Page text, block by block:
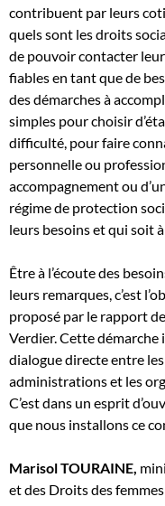
contribuent par leurs
quels sont les droits
de pouvoir contacter
fiables en tant que de
des démarches à
simples pour choisir
difficulté, pour faire
personnelle ou
accompagnement ou
régime de protection
leurs besoins et qui soit
Être à l’écoute des
leurs remarques, c’est
proposé par le rapport
Verdier. Cette démarche
dialogue directe entre
administrations et les
C’est dans un esprit
que nous installons ce
Marisol TOURAINE,
et des Droits des femmes